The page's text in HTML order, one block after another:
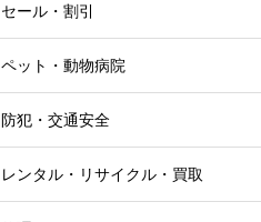
セール・割引
ペット・動物病院
防犯・交通安全
レンタル・リサイクル・買取